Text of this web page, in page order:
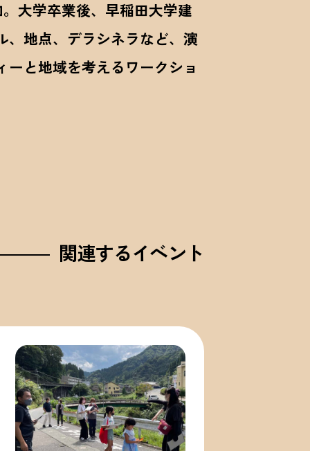
大学卒業後、早稲田大学建
、地点、デラシネラなど、演
と地域を考えるワークショ
関連するイベント